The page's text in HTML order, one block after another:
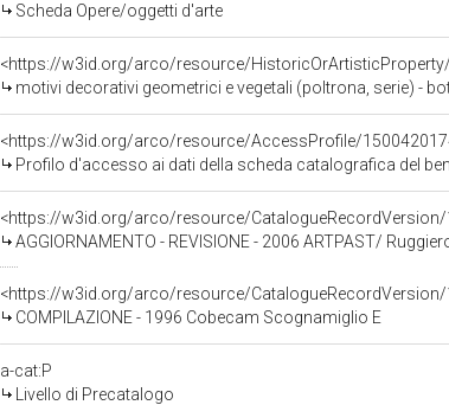
Scheda Opere/oggetti d'arte
<https://w3id.org/arco/resource/
motivi decorativi geometrici e vegetali (poltrona, serie) -
<https://w3id.org/arco/resource/AccessProfile/
Profilo d'accesso ai dati della scheda catalografica del
<https://w3id.org/arco/resource/CatalogueRecordVersion/
AGGIORNAMENTO - REVISIONE - 2006 ARTPAST/
<https://w3id.org/arco/resource/
COMPILAZIONE - 1996 Cobecam Scognamiglio E
a-cat:P
Livello di Precatalogo